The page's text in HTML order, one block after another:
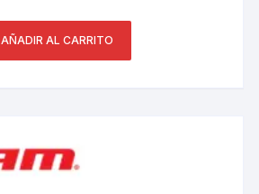
AÑADIR AL CARRITO